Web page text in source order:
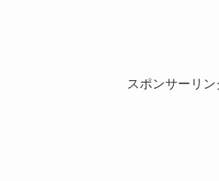
スポンサーリン